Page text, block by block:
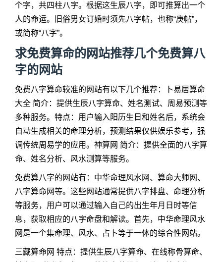
个字，共四柱八字。根据这生辰八字，即可推算出一个
人的命运。旧俗男女订婚时须先八字帖，也称“庚帖”，
或简称“八字”。
求免费算命的网站推荐几个免费算八
字的网站
免费八字算命较准的网站有以下几个推荐：卜易居算命
大全 简介：提供生辰八字算命、姓名测试、周易预测等
多种服务。特点：用户输入阳历生日和姓名后，系统会
自动生成相关的命理分析，预测结果仅供娱乐参考，强
调传统周易学的应用。神算网 简介：提供全面的八字算
命、姓名分析、风水测算等服务。
免费算八字的网站有：中华命理风水网、算命大师网、
八字算命网等。这些网站通常提供八字排盘、命理分析
等服务，用户可以通过输入自己的出生年月日时等信
息，获取相应的八字命盘和解读。首先，中华命理风水
网是一个集命理、风水、占卜等于一体的综合性网站。
三藏算命网 特点：提供生辰八字算命、在线称骨算命、